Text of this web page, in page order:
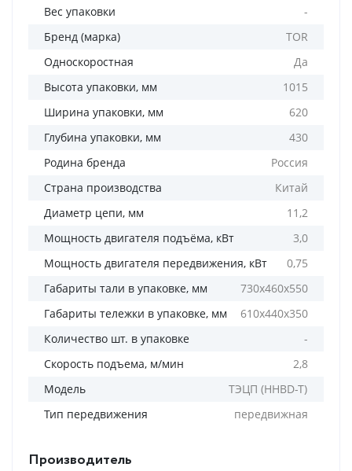
Вес упаковки
-
Бренд (марка)
TOR
Односкоростная
Да
Высота упаковки, мм
1015
Ширина упаковки, мм
620
Глубина упаковки, мм
430
Родина бренда
Россия
Страна производства
Китай
Диаметр цепи, мм
11,2
Мощность двигателя подъёма, кВт
3,0
Мощность двигателя передвижения, кВт
0,75
Габариты тали в упаковке, мм
730х460х550
Габариты тележки в упаковке, мм
610х440х350
Количество шт. в упаковке
-
Скорость подъема, м/мин
2,8
Модель
ТЭЦП (HHBD-T)
Тип передвижения
передвижная
Производитель